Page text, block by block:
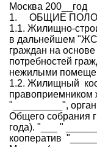
Москва 200__год
1. ОБЩИЕ
1.1. Жилищно-
в дальнейшем
граждан на
потребностей
нежилыми
1.2. Жилищный
правоприемником
"_________",
Общего собрания
года). "___ "
кооператив